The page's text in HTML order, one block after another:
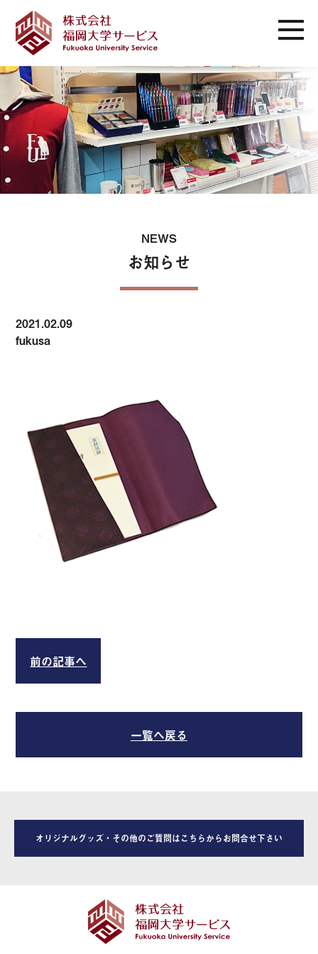
NEWS
お知らせ
2021.02.09
fukusa
前の記事へ
一覧へ戻る
オリジナルグッズ・その他のご質問はこちらからお問合せ下さい